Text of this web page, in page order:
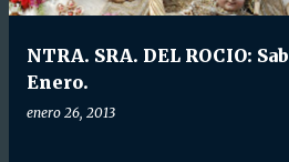
NTRA. SRA. DEL ROCIO:
Enero.
enero 26, 2013